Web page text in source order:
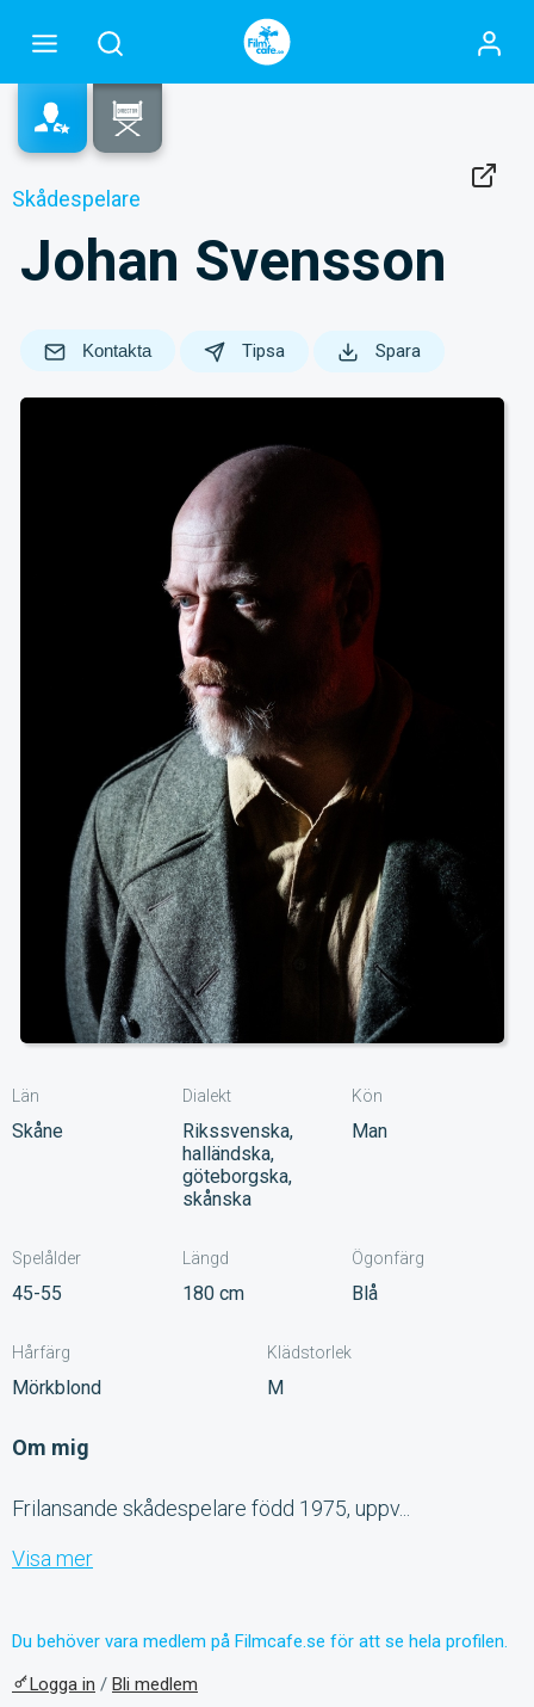
Skådespelare
Johan Svensson
Kontakta Tipsa Spara
Län
Skåne
Dialekt
Rikssvenska,
halländska,
göteborgska,
skånska
Kön
Man
Spelålder
45-55
Längd
180 cm
Ögonfärg
Blå
Hårfärg
Mörkblond
Klädstorlek
M
Om mig
Frilansande skådespelare född 1975, uppv...
Visa mer
Du behöver vara medlem på Filmcafe.se för att se hela profilen.
Logga in / Bli medlem